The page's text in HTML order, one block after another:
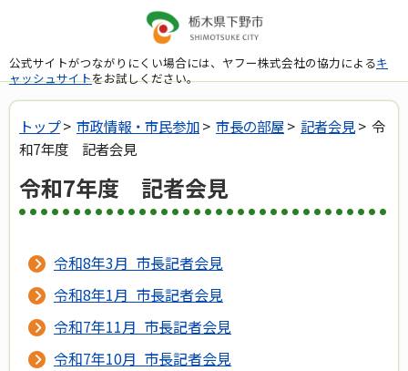
公式サイトがつながりにくい場合には、ヤフー株式会社の協力によるキ
ャッシュサイトをお試しください。
トップ> 市政情報・市民参加> 市長の部屋> 記者会見> 令
和7年度 記者会見
令和7年度 記者会見
令和8年3月 市長記者会見
令和8年1月 市長記者会見
令和7年11月 市長記者会見
令和7年10月 市長記者会見